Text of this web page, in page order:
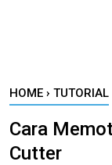
HOME › TUTORIAL
Cara
Cutter